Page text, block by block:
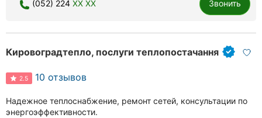
(052) 224 XX XX Звонить
Кировоградтепло, послуги теплопостачання
2.5 10 отзывов
Надежное теплоснабжение, ремонт сетей, консультации по
энергоэффективности.